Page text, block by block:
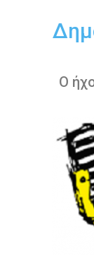
περιεχόμενο
Ο